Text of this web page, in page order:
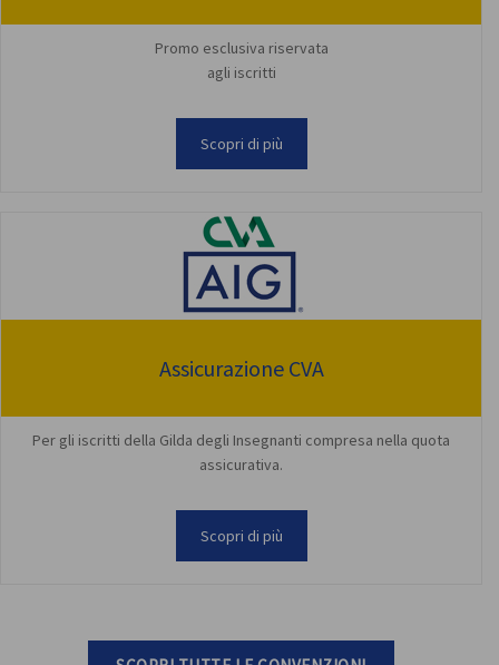
Promo esclusiva riservata
agli iscritti
Scopri di più
Assicurazione CVA
Per gli iscritti della Gilda degli Insegnanti compresa nella quota
assicurativa.
Scopri di più